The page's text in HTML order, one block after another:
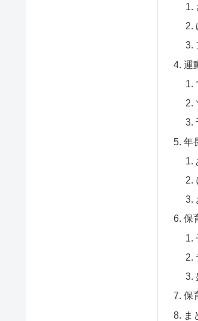
運
年
保
保
ま